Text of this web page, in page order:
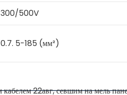
300/500V
0.7. 5-185 (мм²)